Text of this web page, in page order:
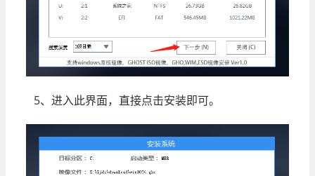
5、进入此界面，直接点击安装即可。